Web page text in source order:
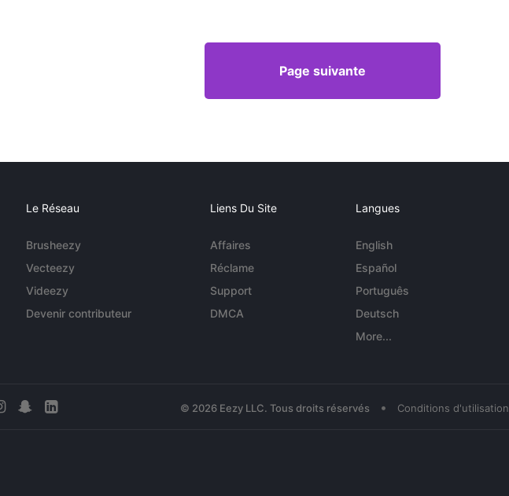
Page suivante
Le Réseau
Brusheezy
Vecteezy
Videezy
Devenir contributeur
Liens Du Site
Affaires
Réclame
Support
DMCA
Langues
English
Español
Português
Deutsch
More...
© 2026 Eezy LLC. Tous droits réservés • Conditions d'utilisation